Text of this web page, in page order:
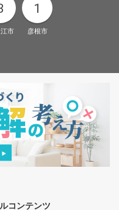
市
1
彦根市
コンテンツ